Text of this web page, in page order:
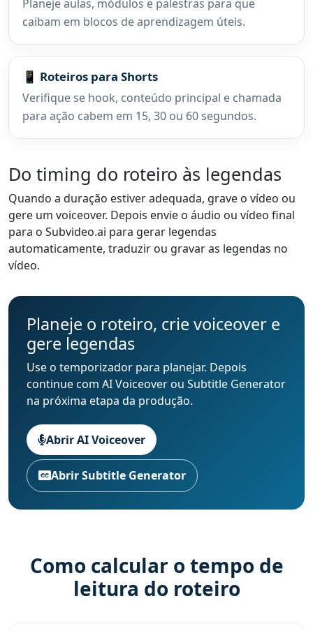
Planeje aulas, módulos e palestras para que
caibam em blocos de aprendizagem úteis.
📱 Roteiros para Shorts
Verifique se hook, conteúdo principal e chamada
para ação cabem em 15, 30 ou 60 segundos.
Do timing do roteiro às legendas
Quando a duração estiver adequada, grave o vídeo ou
gere um voiceover. Depois envie o áudio ou vídeo final
para o Subvideo.ai para gerar legendas
automaticamente, traduzir ou gravar as legendas no
vídeo.
Planeje o roteiro, crie voiceover e
gere legendas
Use o temporizador para planejar. Depois
continue com AI Voiceover ou Subtitle Generator
na próxima etapa da produção.
Abrir AI Voiceover
Abrir Subtitle Generator
Como calcular o tempo de
leitura do roteiro